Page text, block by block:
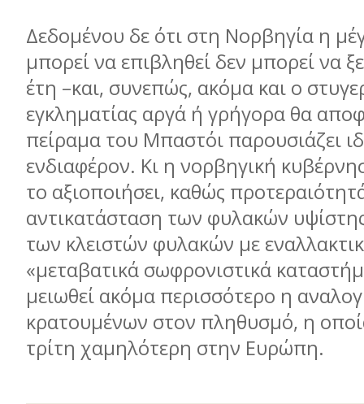
Δεδοµένου δε ότι στη Νορβηγία η
µπορεί να επιβληθεί δεν µπορεί να
έτη –και, συνεπώς, ακόµα και ο
εγκληµατίας αργά ή γρήγορα θα
πείραµα του Μπαστόι παρουσιάζει
ενδιαφέρον. Κι η νορβηγική
το αξιοποιήσει, καθώς
αντικατάσταση των φυλακών
των κλειστών φυλακών µε
«µεταβατικά σωφρονιστικά
µειωθεί ακόµα περισσότερο η
κρατουµένων στον πληθυσµό, η
τρίτη χαµηλότερη στην